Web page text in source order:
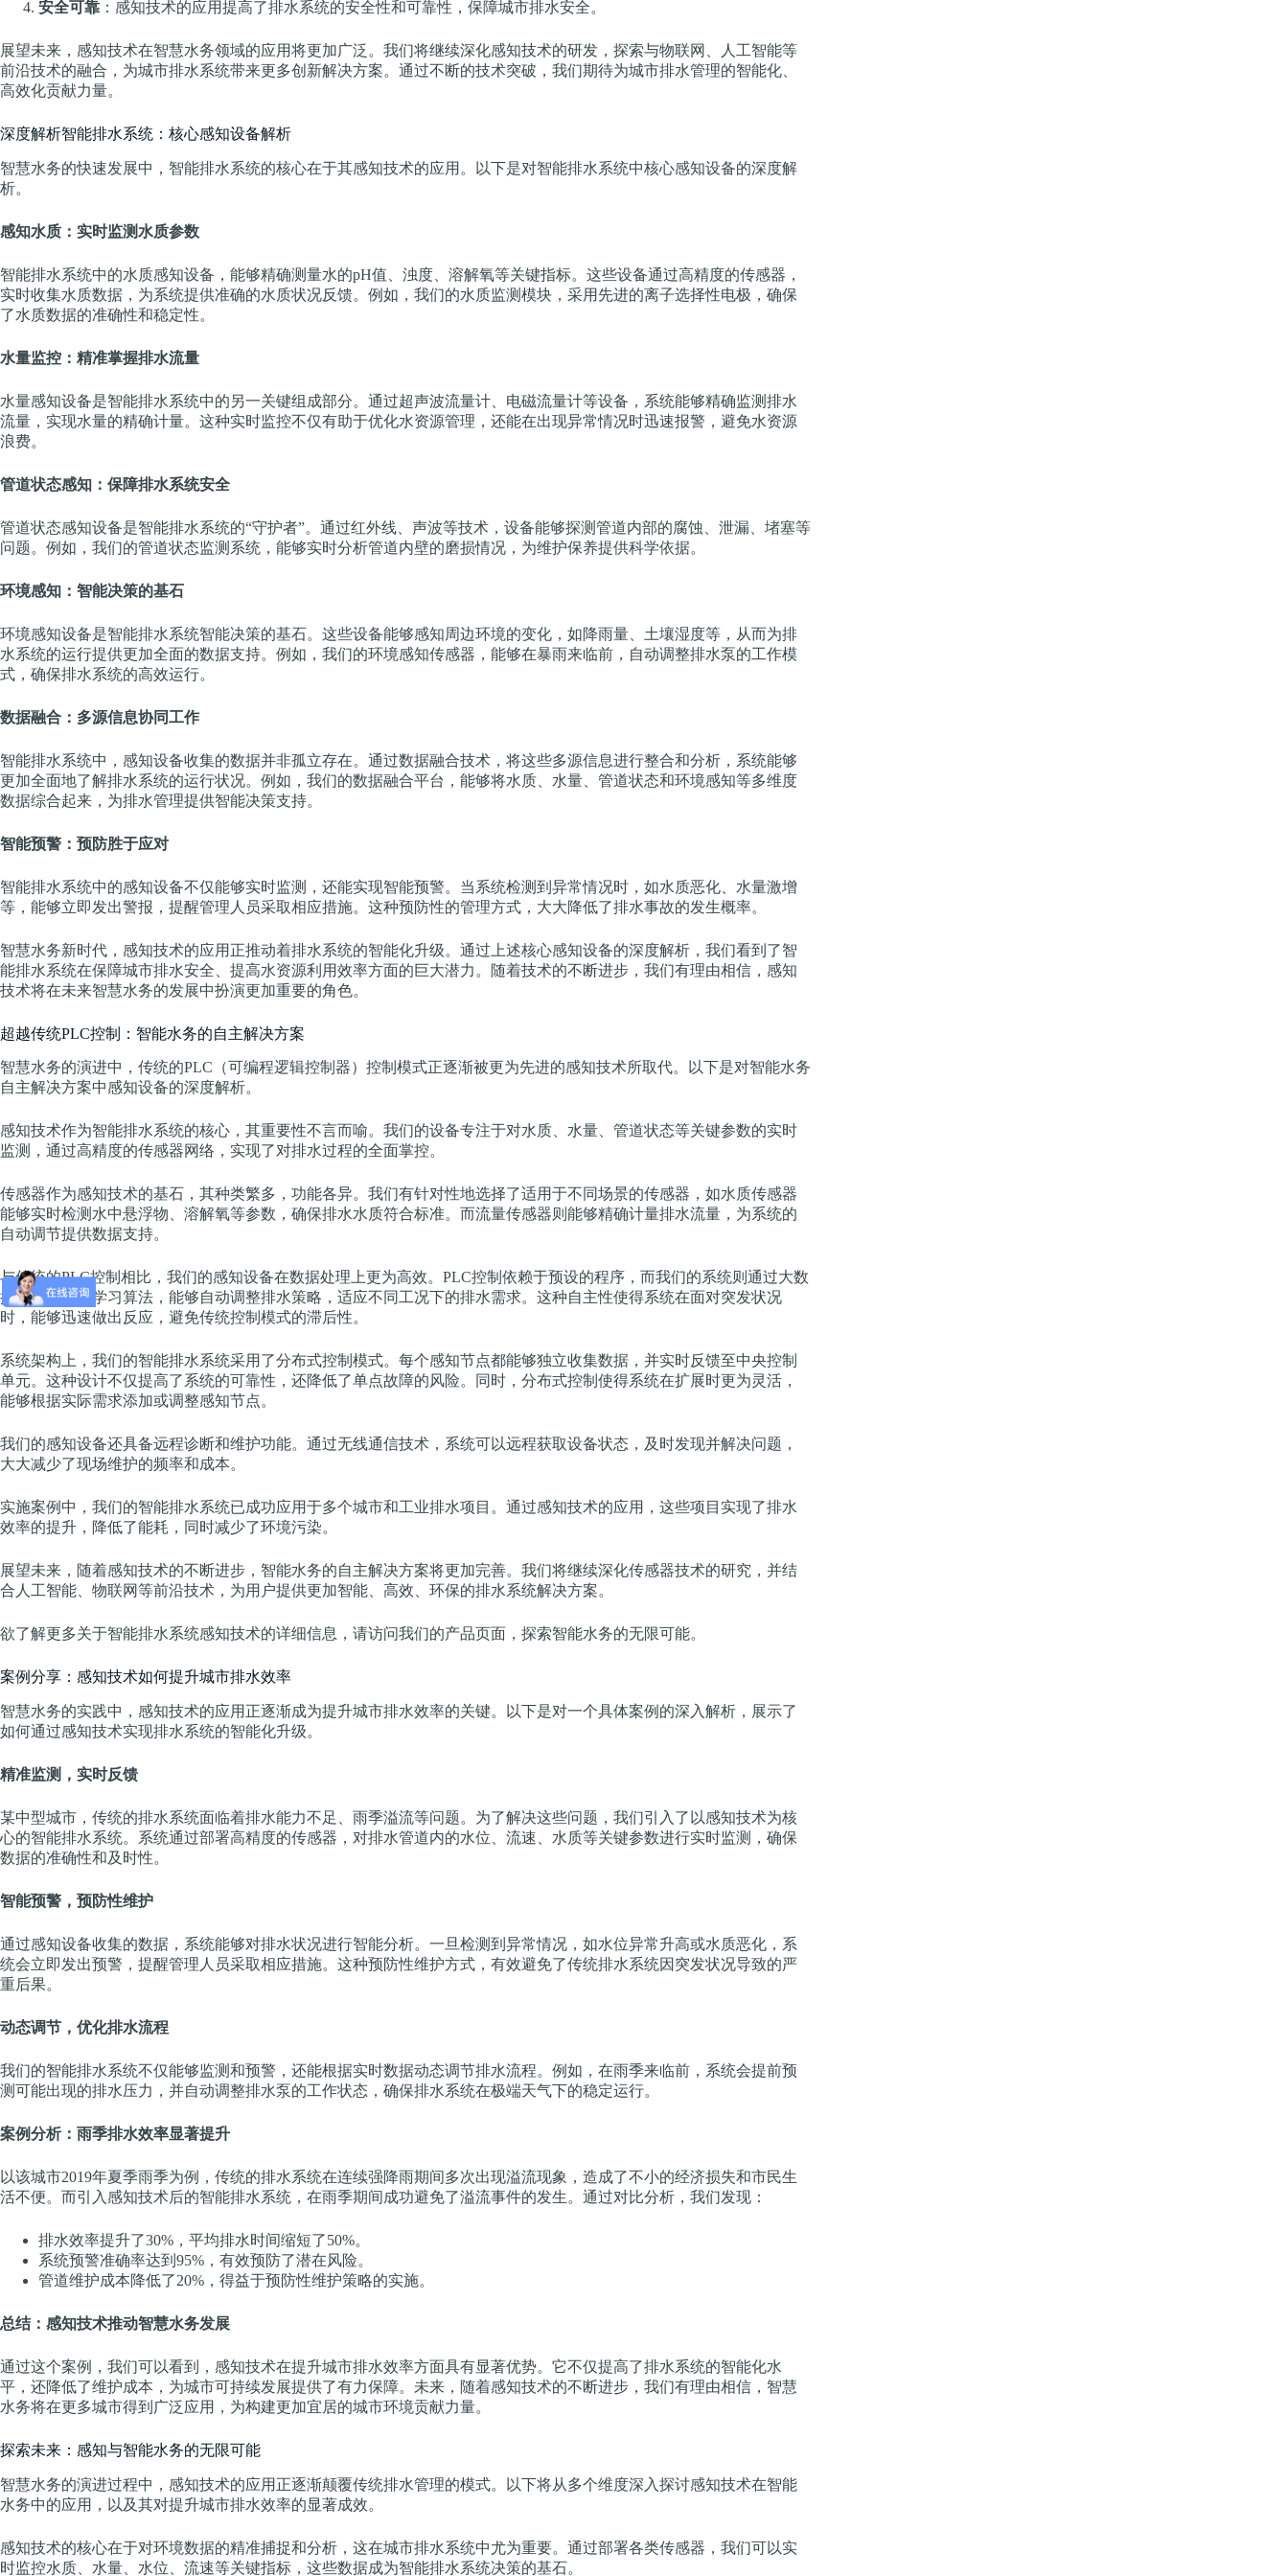
安全可靠 ：感知技术的应用提高了排水系统的安全性和可靠性，保障城市排水安全。
展望未来，感知技术在智慧水务领域的应用将更加广泛。我们将继续深化感知技术的研发，探索与物联网、人工智能等
前沿技术的融合，为城市排水系统带来更多创新解决方案。通过不断的技术突破，我们期待为城市排水管理的智能化、
高效化贡献力量。
深度解析智能排水系统：核心感知设备解析
智慧水务的快速发展中，智能排水系统的核心在于其感知技术的应用。以下是对智能排水系统中核心感知设备的深度解
析。
感知水质：实时监测水质参数
智能排水系统中的水质感知设备，能够精确测量水的pH值、浊度、溶解氧等关键指标。这些设备通过高精度的传感器，
实时收集水质数据，为系统提供准确的水质状况反馈。例如，我们的水质监测模块，采用先进的离子选择性电极，确保
了水质数据的准确性和稳定性。
水量监控：精准掌握排水流量
水量感知设备是智能排水系统中的另一关键组成部分。通过超声波流量计、电磁流量计等设备，系统能够精确监测排水
流量，实现水量的精确计量。这种实时监控不仅有助于优化水资源管理，还能在出现异常情况时迅速报警，避免水资源
浪费。
管道状态感知：保障排水系统安全
管道状态感知设备是智能排水系统的“守护者”。通过红外线、声波等技术，设备能够探测管道内部的腐蚀、泄漏、堵塞等
问题。例如，我们的管道状态监测系统，能够实时分析管道内壁的磨损情况，为维护保养提供科学依据。
环境感知：智能决策的基石
环境感知设备是智能排水系统智能决策的基石。这些设备能够感知周边环境的变化，如降雨量、土壤湿度等，从而为排
水系统的运行提供更加全面的数据支持。例如，我们的环境感知传感器，能够在暴雨来临前，自动调整排水泵的工作模
式，确保排水系统的高效运行。
数据融合：多源信息协同工作
智能排水系统中，感知设备收集的数据并非孤立存在。通过数据融合技术，将这些多源信息进行整合和分析，系统能够
更加全面地了解排水系统的运行状况。例如，我们的数据融合平台，能够将水质、水量、管道状态和环境感知等多维度
数据综合起来，为排水管理提供智能决策支持。
智能预警：预防胜于应对
智能排水系统中的感知设备不仅能够实时监测，还能实现智能预警。当系统检测到异常情况时，如水质恶化、水量激增
等，能够立即发出警报，提醒管理人员采取相应措施。这种预防性的管理方式，大大降低了排水事故的发生概率。
智慧水务新时代，感知技术的应用正推动着排水系统的智能化升级。通过上述核心感知设备的深度解析，我们看到了智
能排水系统在保障城市排水安全、提高水资源利用效率方面的巨大潜力。随着技术的不断进步，我们有理由相信，感知
技术将在未来智慧水务的发展中扮演更加重要的角色。
超越传统PLC控制：智能水务的自主解决方案
智慧水务的演进中，传统的PLC（可编程逻辑控制器）控制模式正逐渐被更为先进的感知技术所取代。以下是对智能水务
自主解决方案中感知设备的深度解析。
感知技术作为智能排水系统的核心，其重要性不言而喻。我们的设备专注于对水质、水量、管道状态等关键参数的实时
监测，通过高精度的传感器网络，实现了对排水过程的全面掌控。
传感器作为感知技术的基石，其种类繁多，功能各异。我们有针对性地选择了适用于不同场景的传感器，如水质传感器
能够实时检测水中悬浮物、溶解氧等参数，确保排水水质符合标准。而流量传感器则能够精确计量排水流量，为系统的
自动调节提供数据支持。
与传统的PLC控制相比，我们的感知设备在数据处理上更为高效。PLC控制依赖于预设的程序，而我们的系统则通过大数
据分析和机器学习算法，能够自动调整排水策略，适应不同工况下的排水需求。这种自主性使得系统在面对突发状况
时，能够迅速做出反应，避免传统控制模式的滞后性。
系统架构上，我们的智能排水系统采用了分布式控制模式。每个感知节点都能够独立收集数据，并实时反馈至中央控制
单元。这种设计不仅提高了系统的可靠性，还降低了单点故障的风险。同时，分布式控制使得系统在扩展时更为灵活，
能够根据实际需求添加或调整感知节点。
我们的感知设备还具备远程诊断和维护功能。通过无线通信技术，系统可以远程获取设备状态，及时发现并解决问题，
大大减少了现场维护的频率和成本。
实施案例中，我们的智能排水系统已成功应用于多个城市和工业排水项目。通过感知技术的应用，这些项目实现了排水
效率的提升，降低了能耗，同时减少了环境污染。
展望未来，随着感知技术的不断进步，智能水务的自主解决方案将更加完善。我们将继续深化传感器技术的研究，并结
合人工智能、物联网等前沿技术，为用户提供更加智能、高效、环保的排水系统解决方案。
欲了解更多关于智能排水系统感知技术的详细信息，请访问我们的产品页面，探索智能水务的无限可能。
案例分享：感知技术如何提升城市排水效率
智慧水务的实践中，感知技术的应用正逐渐成为提升城市排水效率的关键。以下是对一个具体案例的深入解析，展示了
如何通过感知技术实现排水系统的智能化升级。
精准监测，实时反馈
某中型城市，传统的排水系统面临着排水能力不足、雨季溢流等问题。为了解决这些问题，我们引入了以感知技术为核
心的智能排水系统。系统通过部署高精度的传感器，对排水管道内的水位、流速、水质等关键参数进行实时监测，确保
数据的准确性和及时性。
智能预警，预防性维护
通过感知设备收集的数据，系统能够对排水状况进行智能分析。一旦检测到异常情况，如水位异常升高或水质恶化，系
统会立即发出预警，提醒管理人员采取相应措施。这种预防性维护方式，有效避免了传统排水系统因突发状况导致的严
重后果。
动态调节，优化排水流程
我们的智能排水系统不仅能够监测和预警，还能根据实时数据动态调节排水流程。例如，在雨季来临前，系统会提前预
测可能出现的排水压力，并自动调整排水泵的工作状态，确保排水系统在极端天气下的稳定运行。
案例分析：雨季排水效率显著提升
以该城市2019年夏季雨季为例，传统的排水系统在连续强降雨期间多次出现溢流现象，造成了不小的经济损失和市民生
活不便。而引入感知技术后的智能排水系统，在雨季期间成功避免了溢流事件的发生。通过对比分析，我们发现：
排水效率提升了30%，平均排水时间缩短了50%。
系统预警准确率达到95%，有效预防了潜在风险。
管道维护成本降低了20%，得益于预防性维护策略的实施。
总结：感知技术推动智慧水务发展
通过这个案例，我们可以看到，感知技术在提升城市排水效率方面具有显著优势。它不仅提高了排水系统的智能化水
平，还降低了维护成本，为城市可持续发展提供了有力保障。未来，随着感知技术的不断进步，我们有理由相信，智慧
水务将在更多城市得到广泛应用，为构建更加宜居的城市环境贡献力量。
探索未来：感知与智能水务的无限可能
智慧水务的演进过程中，感知技术的应用正逐渐颠覆传统排水管理的模式。以下将从多个维度深入探讨感知技术在智能
水务中的应用，以及其对提升城市排水效率的显著成效。
感知技术的核心在于对环境数据的精准捕捉和分析，这在城市排水系统中尤为重要。通过部署各类传感器，我们可以实
时监控水质、水量、水位、流速等关键指标，这些数据成为智能排水系统决策的基石。